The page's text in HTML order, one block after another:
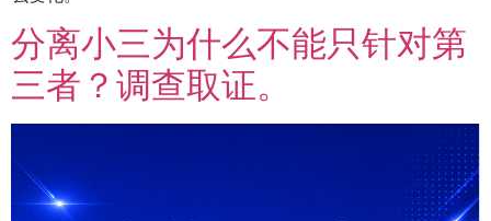
分离小三为什么不能只针对第
三者？调查取证。